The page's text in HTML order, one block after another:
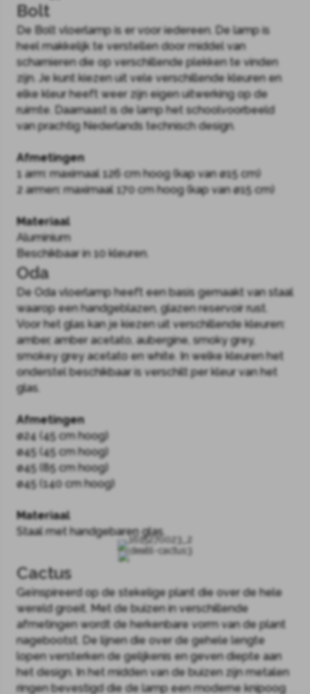
Bolt
De Bolt vloerlamp is er voor iedereen. De lamp is
heel makkelijk te verstellen door middel van
scharnieren die op verschillende plekken te vinden
zijn. Je kunt kiezen uit vele verschillende kleuren en
elke kleur heeft weer zijn eigen uitwerking op de
ruimte. Daarnaast is de lamp het schoolvoorbeeld
van prachtig Nederlands technisch design.
Afmetingen
1 arm: maximaal 126 cm hoog (kap van ø15 cm)
2 armen: maximaal 170 cm hoog (kap van ø15 cm)
Materiaal
Aluminium
Beschikbaar in 10 kleuren.
Oda
De Oda vloerlamp heeft een basis gemaakt van staal
waarop een handgeblazen, glazen reservoir rust.
Voor het glas kan je kiezen uit verschillende kleuren:
amber, amber acetato, aubergine, smoky grey,
smokey grey acetato en white. In welke kleuren het
onderstel beschikbaar is verschilt per kleur van het
glas.
Afmetingen
ø24 (45 cm hoog)
ø45 (45 cm hoog)
ø45 (85 cm hoog)
ø45 (140 cm hoog)
Materiaal
Staal met handgebaren glas.
Cactus
Geïnspireerd op de stekelige plant die over de hele
wereld groeit. Met de buizen in verschillende
afmetingen wordt de herkenbare vorm van de plant
nagebootst. De lijnen die over de gehele lengte
lopen versterken de gelijkenis en geven diepte aan
het design. In het midden van de buizen zijn metalen
ringen bevestigd die de lamp een moderne knipoog